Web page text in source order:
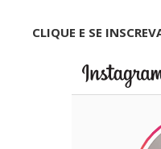
CLIQUE E SE